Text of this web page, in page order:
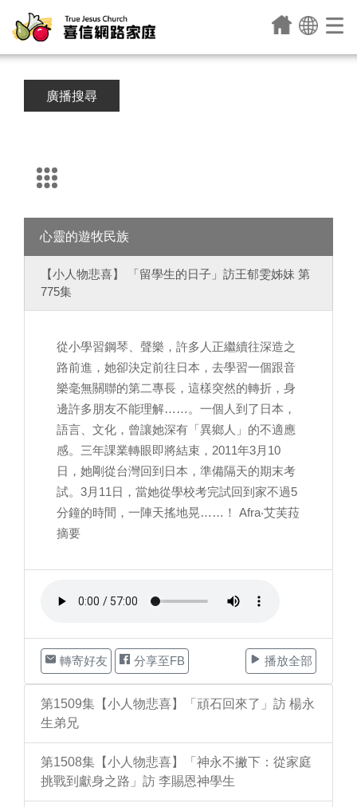
廣播搜尋
心靈的遊牧民族
【小人物悲喜】 「留學生的日子」訪王郁雯姊妹 第
775集
從小學習鋼琴、聲樂，許多人正繼續往深造之
路前進，她卻決定前往日本，去學習一個跟音
樂毫無關聯的第二專長，這樣突然的轉折，身
邊許多朋友不能理解……。一個人到了日本，
語言、文化，曾讓她深有「異鄉人」的不適應
感。三年課業轉眼即將結束，2011年3月10
日，她剛從台灣回到日本，準備隔天的期末考
試。3月11日，當她從學校考完試回到家不過5
分鐘的時間，一陣天搖地晃……！ Afra‧艾芙菈
摘要
轉寄好友 分享至FB 播放全部
第1509集【小人物悲喜】「頑石回來了」訪 楊永
生弟兄
第1508集【小人物悲喜】「神永不撇下：從家庭
挑戰到獻身之路」訪 李賜恩神學生